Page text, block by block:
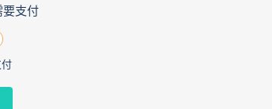
要支付
付